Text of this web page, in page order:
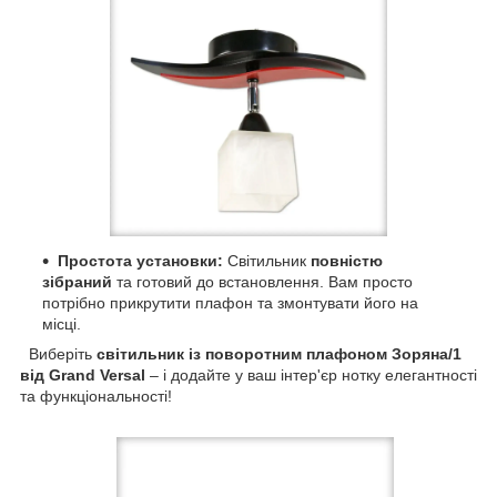
Простота установки: Світильник повністю
зібраний та готовий до встановлення. Вам просто
потрібно прикрутити плафон та змонтувати його на
місці.
Виберіть світильник із поворотним плафоном Зоряна/1
від Grand Versal – і додайте у ваш інтер'єр нотку елегантності
та функціональності!